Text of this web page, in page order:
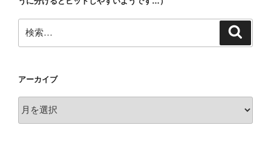
索:
アーカイブ
ー